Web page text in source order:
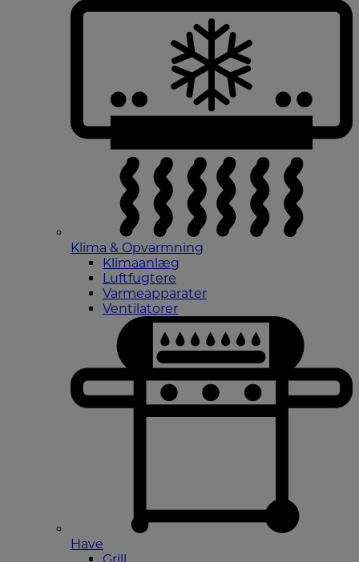
Klima & Opvarmning
Klimaanlæg
Luftfugtere
Varmeapparater
Ventilatorer
Have